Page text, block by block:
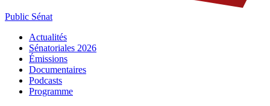
Public Sénat
Actualités
Sénatoriales 2026
Émissions
Documentaires
Podcasts
Programme